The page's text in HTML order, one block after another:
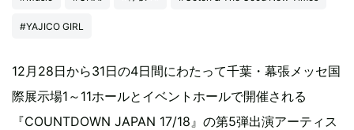
#YAJICO GIRL
12月28日から31日の4日間にわたって千葉・幕張メッセ国
際展示場1～11ホールとイベントホールで開催される
『COUNTDOWN JAPAN 17/18』の第5弾出演アーティス